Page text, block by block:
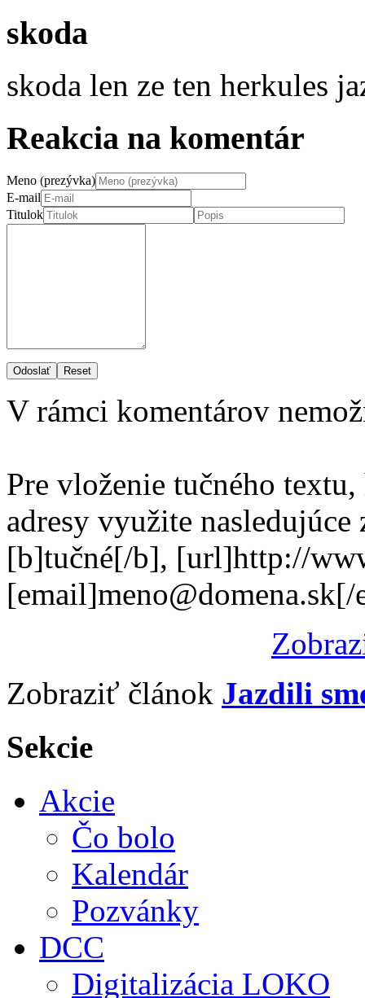
skoda
skoda len ze ten herkules
Reakcia na komentár
Meno (prezývka)
E-mail
Titulok
Odoslať Reset
V rámci komentárov
Pre vloženie tučného
adresy využite nasledujúce
[b]tučné[/b], [url]http://
Zobraziť článok Jazdili
Sekcie
Akcie
Čo bolo
Kalendár
Pozvánky
DCC
Digitalizácia LOKO